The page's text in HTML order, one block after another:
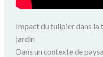
Impact du tulipier dans la
jardin
Dans un contexte de